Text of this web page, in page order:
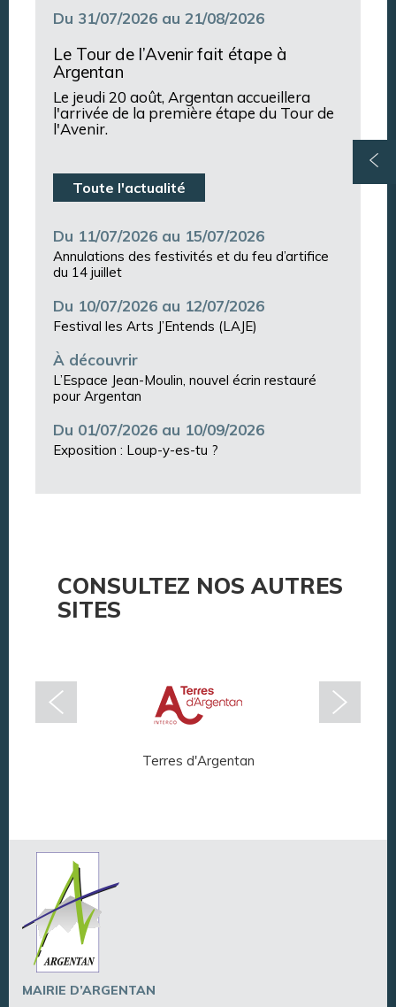
Du 31/07/2026 au 21/08/2026
Le Tour de l’Avenir fait étape à
Argentan
Le jeudi 20 août, Argentan accueillera
l'arrivée de la première étape du Tour de
l'Avenir.
Toute l'actualité
Du 11/07/2026 au 15/07/2026
Annulations des festivités et du feu d’artifice
du 14 juillet
Du 10/07/2026 au 12/07/2026
Festival les Arts J’Entends (LAJE)
À découvrir
L’Espace Jean-Moulin, nouvel écrin restauré
pour Argentan
Du 01/07/2026 au 10/09/2026
Exposition : Loup-y-es-tu ?
CONSULTEZ NOS AUTRES
SITES
Terres d'Argentan
MAIRIE D’ARGENTAN